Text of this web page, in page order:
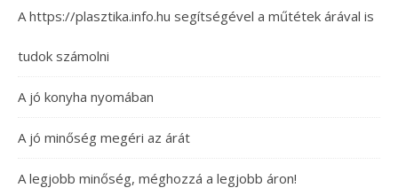
A https://plasztika.info.hu segítségével a műtétek árával is
tudok számolni
A jó konyha nyomában
A jó minőség megéri az árát
A legjobb minőség, méghozzá a legjobb áron!